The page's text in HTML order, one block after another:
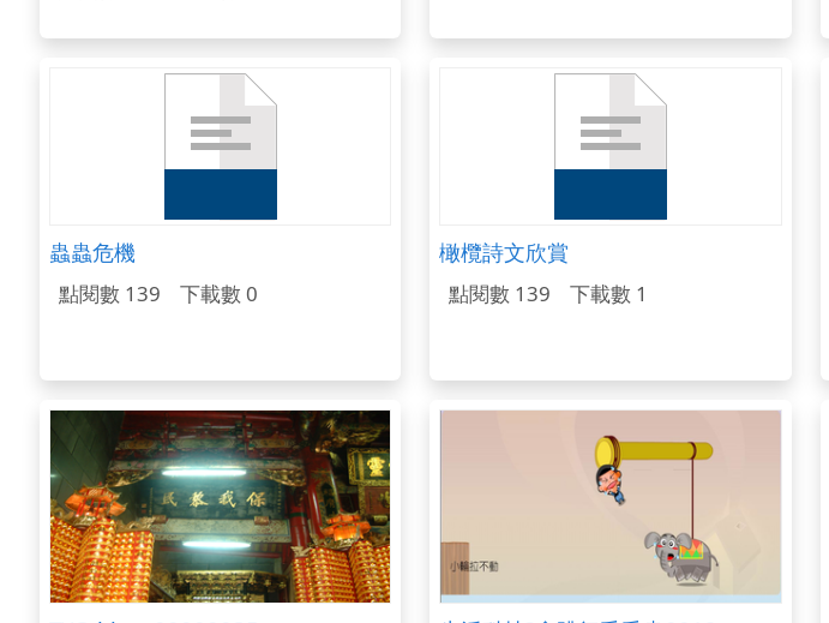
蟲蟲危機
點閱數 139 下載數 0
橄欖詩文欣賞
點閱數 139 下載數 1